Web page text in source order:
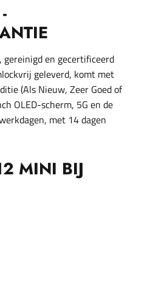
en gecertificeerd
geleverd, komt met
(Als Nieuw, Zeer Goed of
OLED-scherm, 5G en de
met 14 dagen
MINI BIJ